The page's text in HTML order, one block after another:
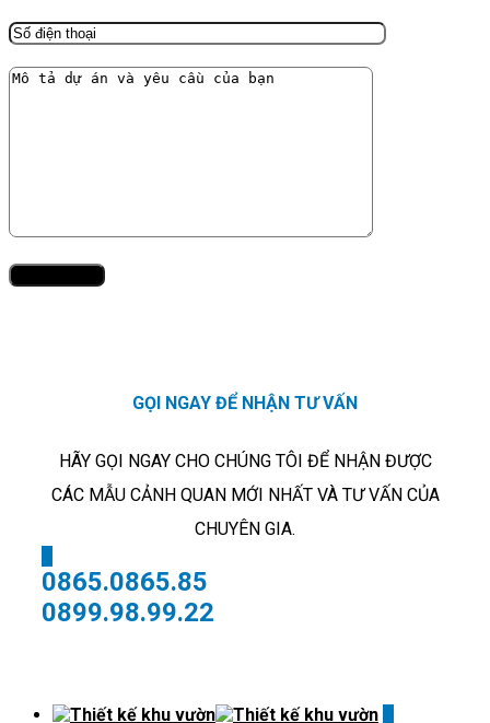
GỌI NGAY ĐỂ NHẬN TƯ VẤN
HÃY GỌI NGAY CHO CHÚNG TÔI ĐỂ NHẬN ĐƯỢC
CÁC MẪU CẢNH QUAN MỚI NHẤT VÀ TƯ VẤN CỦA
CHUYÊN GIA.
0865.0865.85
0899.98.99.22